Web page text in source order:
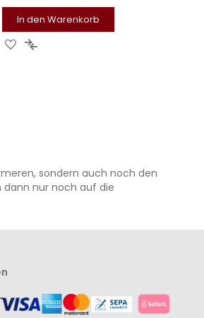
In den Warenkorb
ZURZUR
sondern auch noch den
dann nur noch auf die